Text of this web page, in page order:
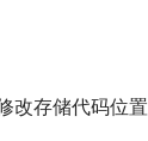
改存储代码位置